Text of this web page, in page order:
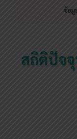
ข้อมู
สถิติปัจ